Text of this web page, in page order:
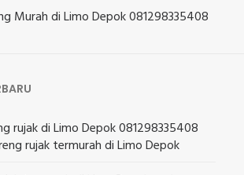
Murah di Limo Depok 081298335408
rujak di Limo Depok 081298335408
rujak termurah di Limo Depok